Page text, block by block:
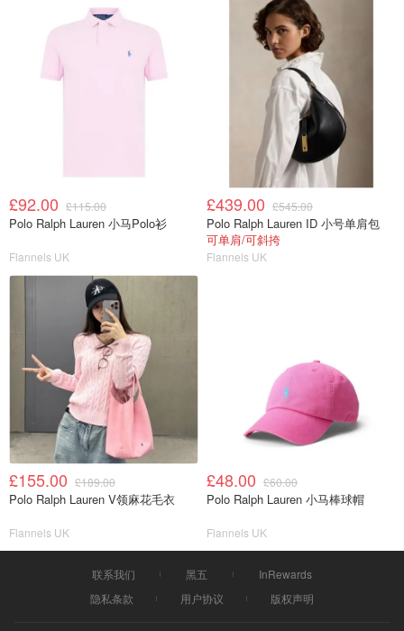
£92.00 £115.00
Polo Ralph Lauren 小马Polo衫
Flannels UK
£439.00 £545.00
Polo Ralph Lauren ID 小号单肩包
可单肩/可斜挎
Flannels UK
£155.00 £189.00
Polo Ralph Lauren V领麻花毛衣
Flannels UK
£48.00 £60.00
Polo Ralph Lauren 小马棒球帽
Flannels UK
联系我们 黑五
InRewards
隐私条款
用户协议 版权声明